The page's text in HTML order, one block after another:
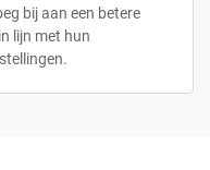
bij aan een betere
lijn met hun